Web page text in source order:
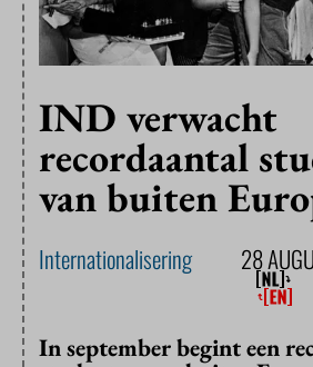
IND verwacht
recordaantal
van buiten
Internationalisering 28
In september begint een